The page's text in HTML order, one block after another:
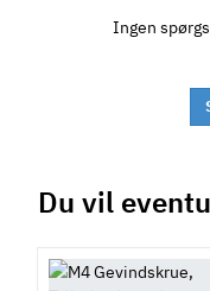
Ingen
Du vil